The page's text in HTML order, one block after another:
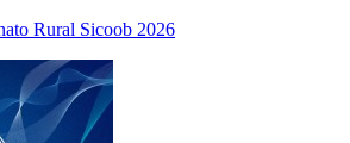
Rural Sicoob 2026